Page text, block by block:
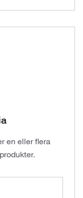
en eller flera